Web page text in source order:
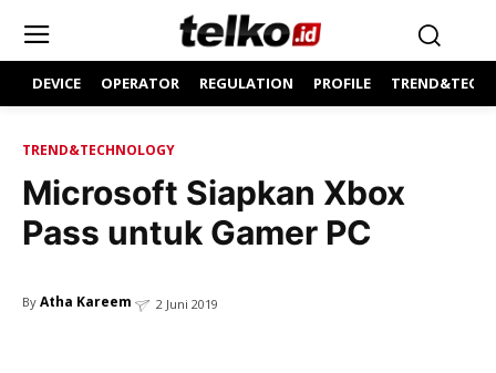
DEVICE OPERATOR REGULATION PROFILE
TREND&TECHNOLOGY
Microsoft Siapkan Xbox
Pass untuk Gamer PC
By Atha Kareem 2 Juni 2019